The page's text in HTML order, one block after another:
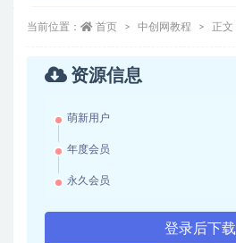
当前位置： 首页 中创网教程 正文
资源信息
萌新用户
年度会员
永久会员
登录后下载